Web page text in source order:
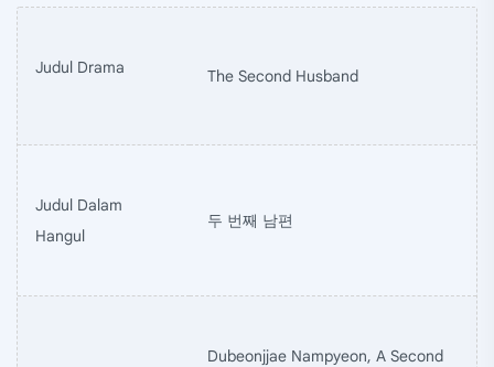
Judul Drama The Second Husband
Judul Dalam
Hangul
두 번째 남편
Dubeonjjae Nampyeon, A Second